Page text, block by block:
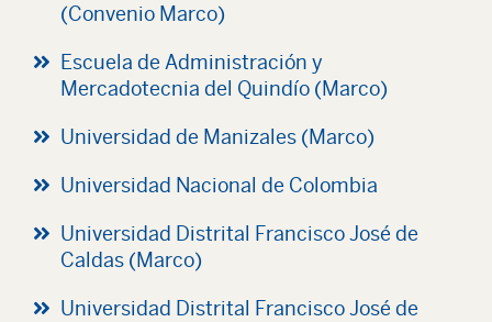
(Convenio Marco)
Escuela de Administración y
Mercadotecnia del Quindío (Marco)
Universidad de Manizales (Marco)
Universidad Nacional de Colombia
Universidad Distrital Francisco José de
Caldas (Marco)
Universidad Distrital Francisco José de